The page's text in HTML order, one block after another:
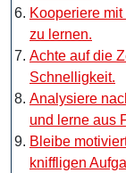
Kooperiere
zu lernen.
Achte auf die
Schnelligkeit.
Analysiere
und lerne aus
Bleibe
kniffligen